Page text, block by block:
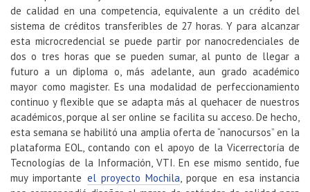
de calidad en una competencia, equivalente a un crédito del
sistema de créditos transferibles de 27 horas. Y para alcanzar
esta microcredencial se puede partir por nanocredenciales de
dos o tres horas que se pueden sumar, al punto de llegar a
futuro a un diploma o, más adelante, aun grado académico
mayor como magister. Es una modalidad de perfeccionamiento
continuo y flexible que se adapta más al quehacer de nuestros
académicos, porque al ser online se facilita su acceso. De hecho,
esta semana se habilitó una amplia oferta de “nanocursos” en la
plataforma EOL, contando con el apoyo de la Vicerrectoría de
Tecnologías de la Información, VTI. En ese mismo sentido, fue
muy importante el proyecto Mochila, porque en esa instancia